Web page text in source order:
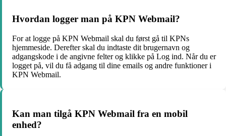
Hvordan logger man på KPN Webmail?
For at logge på KPN Webmail skal du først gå til KPNs
hjemmeside. Derefter skal du indtaste dit brugernavn og
adgangskode i de angivne felter og klikke på Log ind. Når du er
logget på, vil du få adgang til dine emails og andre funktioner i
KPN Webmail.
Kan man tilgå KPN Webmail fra en mobil
enhed?